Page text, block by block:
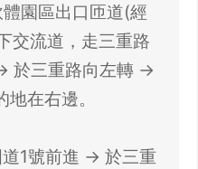
官方帳號
園區出口匝道(經
交流道，走三重路
於三重路向左轉 →
在右邊。
1號前進 → 於三重
嗎？
確認